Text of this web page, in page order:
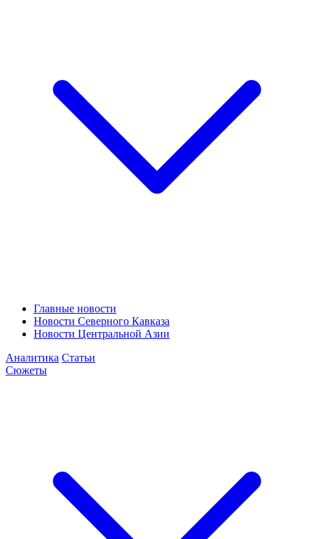
Главные новости
Новости Северного Кавказа
Новости Центральной Азии
Аналитика Статьи
Сюжеты